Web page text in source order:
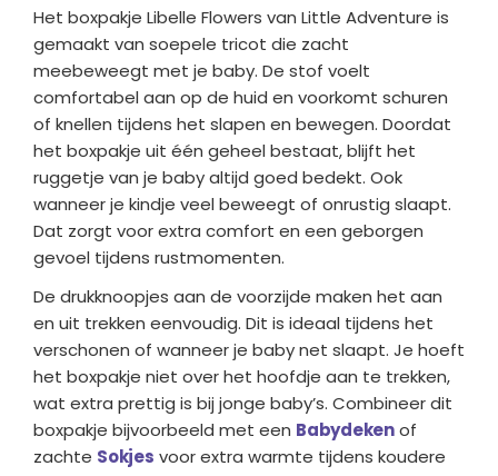
Het boxpakje Libelle Flowers van Little Adventure is
gemaakt van soepele tricot die zacht
meebeweegt met je baby. De stof voelt
comfortabel aan op de huid en voorkomt schuren
of knellen tijdens het slapen en bewegen. Doordat
het boxpakje uit één geheel bestaat, blijft het
ruggetje van je baby altijd goed bedekt. Ook
wanneer je kindje veel beweegt of onrustig slaapt.
Dat zorgt voor extra comfort en een geborgen
gevoel tijdens rustmomenten.
De drukknoopjes aan de voorzijde maken het aan
en uit trekken eenvoudig. Dit is ideaal tijdens het
verschonen of wanneer je baby net slaapt. Je hoeft
het boxpakje niet over het hoofdje aan te trekken,
wat extra prettig is bij jonge baby’s. Combineer dit
boxpakje bijvoorbeeld met een Babydekenof
zachte Sokjes voor extra warmte tijdens koudere